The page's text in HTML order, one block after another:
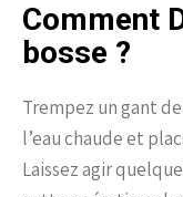
Comment
bosse ?
Trempez un gant
l’eau chaude et
Laissez agir